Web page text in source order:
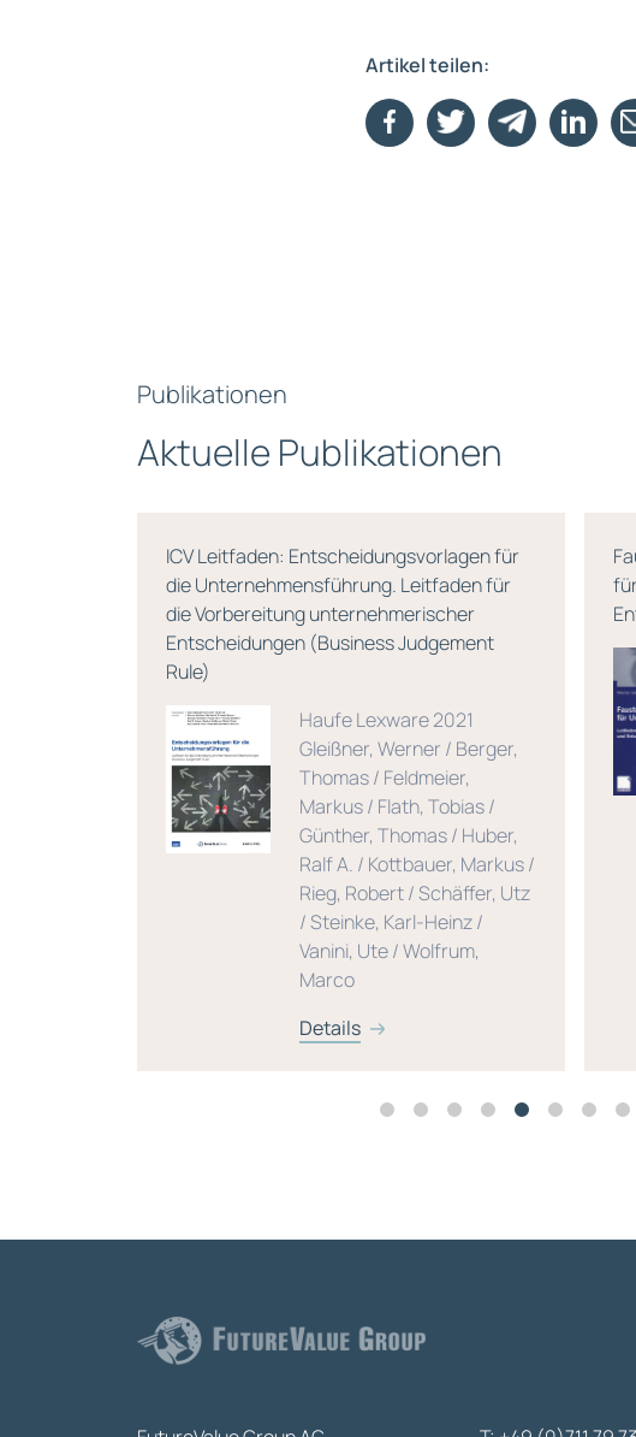
Artikel teilen:
Publikationen
Aktuelle Publikationen
ICV Leitfaden: Entscheidungsvorlagen für
die Unternehmensführung. Leitfaden für
die Vorbereitung unternehmerischer
Entscheidungen (Business Judgement
Rule)
Haufe Lexware 2021
Gleißner, Werner / Berger,
Thomas / Feldmeier,
Markus / Flath, Tobias /
Günther, Thomas / Huber,
Ralf A. / Kottbauer, Markus /
Rieg, Robert / Schäffer, Utz
/ Steinke, Karl-Heinz /
Vanini, Ute / Wolfrum,
Marco
Details